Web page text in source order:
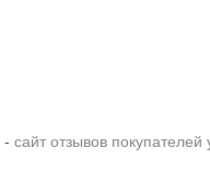
- сайт отзывов покупателей